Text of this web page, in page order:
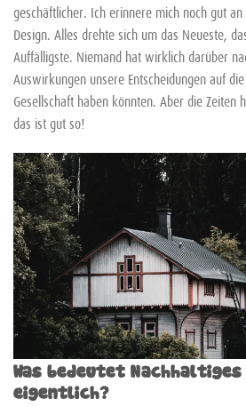
geschäftlicher. Ich erinnere mich noch gut
Design. Alles drehte sich um das Neueste,
Auffälligste. Niemand hat wirklich darüber
Auswirkungen unsere Entscheidungen auf
Gesellschaft haben könnten. Aber die Zeiten
das ist gut so!
Was bedeutet Nachhaltiges
eigentlich?